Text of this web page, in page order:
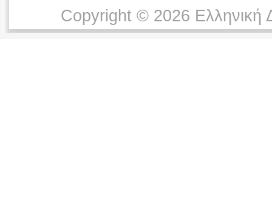
Copyright © 2026